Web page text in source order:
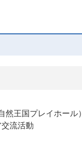
然王国プレイホール）
流活動